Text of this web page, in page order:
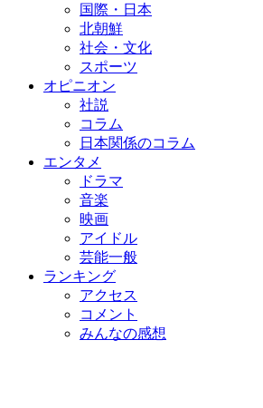
国際・日本
北朝鮮
社会・文化
スポーツ
オピニオン
社説
コラム
日本関係のコラム
エンタメ
ドラマ
音楽
映画
アイドル
芸能一般
ランキング
アクセス
コメント
みんなの感想